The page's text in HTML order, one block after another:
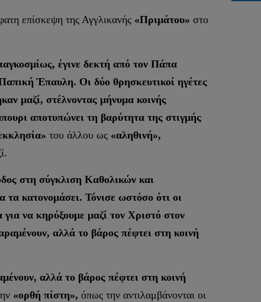
επίσκεψη της Αγγλικανής «Πριμάτου» στο
έγινε δεκτή από τον Πάπα
Έπαυλη. Οι δύο θρησκευτικοί ηγέτες
μαζί, στέλνοντας μήνυμα κοινής
αποτυπώνει τη βαρύτητα της στιγμής
του άλλου ως «αληθινή»,
στη σύγκλιση Καθολικών και
τα κατονομάσει. Τόνισε ωστόσο ότι οι
για να κηρύξουμε μαζί τον Χριστό στον
αλλά το βάρος πέφτει στη κοινή
αλλά το βάρος πέφτει στη κοινή
«ορθή πίστη», όπως την αντιλαμβάνονται οι